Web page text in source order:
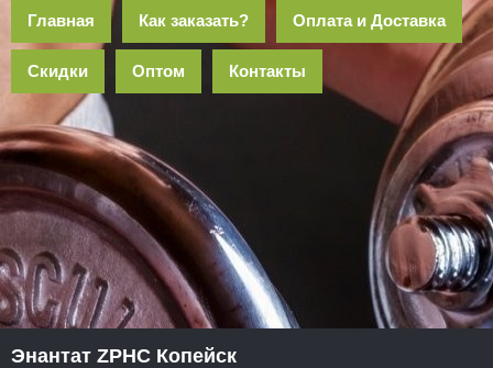
Главная Как заказать? Оплата и Доставка
Скидки Оптом Контакты
Энантат ZPHC Копейск